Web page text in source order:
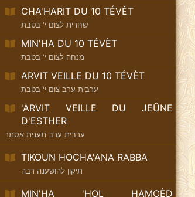
CHA'HARIT DU 10 TÉVÈT
שחרית לצום י' בטבת
MIN'HA DU 10 TÉVÈT
מנחה לצום י' בטבת
ARVIT VEILLE DU 10 TÉVÈT
ערבית ערב צום י' בטבת
'ARVIT VEILLE DU JEÛNE
D'ESTHER
ערבית ערב תענית אסתר
TIKOUN HOCHA'ANA RABBA
תיקון להושענה רבה
MIN'HA 'HOL HAMOÈD